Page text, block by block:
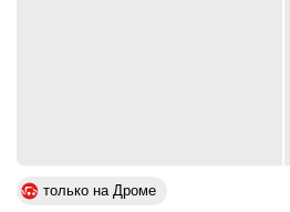
только на Дроме